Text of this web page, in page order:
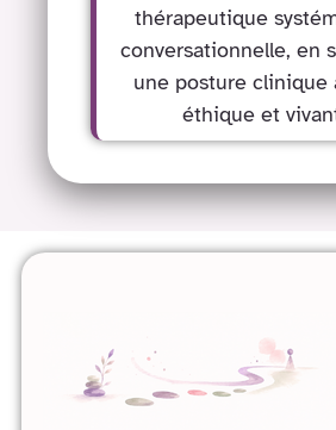
thérapeutique
conversationnelle, en
une posture clinique
éthique et